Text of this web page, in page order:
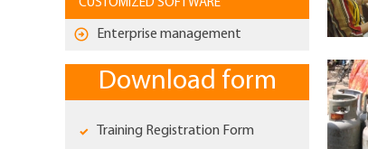
CUSTOMIZED SOFTWARE
Enterprise management
Download form
Training Registration Form